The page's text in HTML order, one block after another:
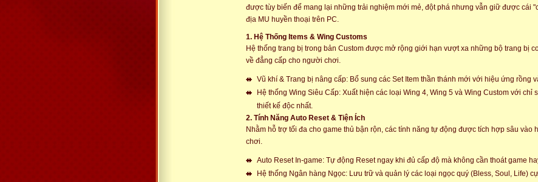
được tùy biến để mang lại những trải nghiệm mới mẻ, đột phá nhưng vẫn giữ được cái
địa MU huyền thoại trên PC.
1. Hệ Thống Items & Wing Customs
Hệ thống trang bị trong bản Custom được mở rộng giới hạn vượt xa những bộ trang bị
về đẳng cấp cho người chơi.
Vũ khí & Trang bị nâng cấp: Bổ sung các Set Item thần thánh mới với hiệu ứng rồng
Hệ thống Wing Siêu Cấp: Xuất hiện các loại Wing 4, Wing 5 và Wing Custom với chỉ
thiết kế độc nhất.
2. Tính Năng Auto Reset & Tiện Ích
Nhằm hỗ trợ tối đa cho game thủ bận rộn, các tính năng tự động được tích hợp sâu vào
chơi.
Auto Reset In-game: Tự động Reset ngay khi đủ cấp độ mà không cần thoát game
Hệ thống Ngân hàng Ngọc: Lưu trữ và quản lý các loại ngọc quý (Bless, Soul, Life)